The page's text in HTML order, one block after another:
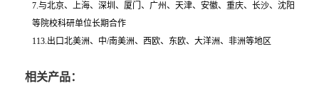
7.与北京、上海、深圳、厦门、广州、天津、安徽、重庆、长沙、沈阳
等院校科研单位长期合作
113.出口北美洲、中/南美洲、西欧、东欧、大洋洲、非洲等地区
相关产品：